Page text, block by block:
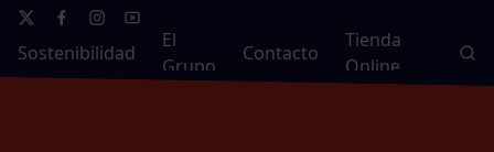
Sostenibilidad
El
Grupo
Contacto
Tienda
Online